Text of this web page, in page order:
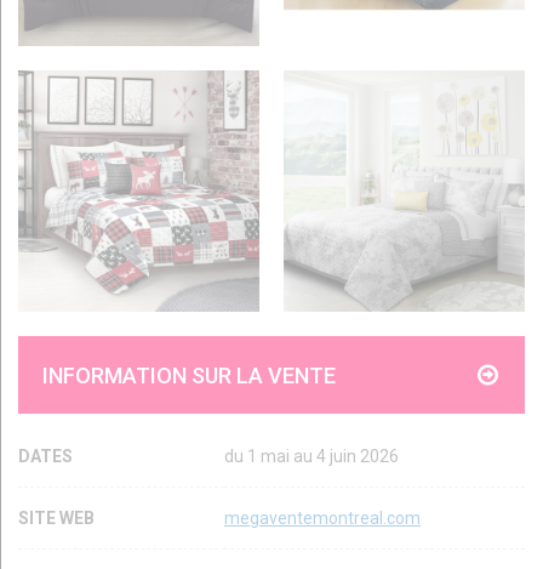
INFORMATION SUR LA VENTE
DATES du 1 mai au 4 juin 2026
SITE WEB megaventemontreal.com